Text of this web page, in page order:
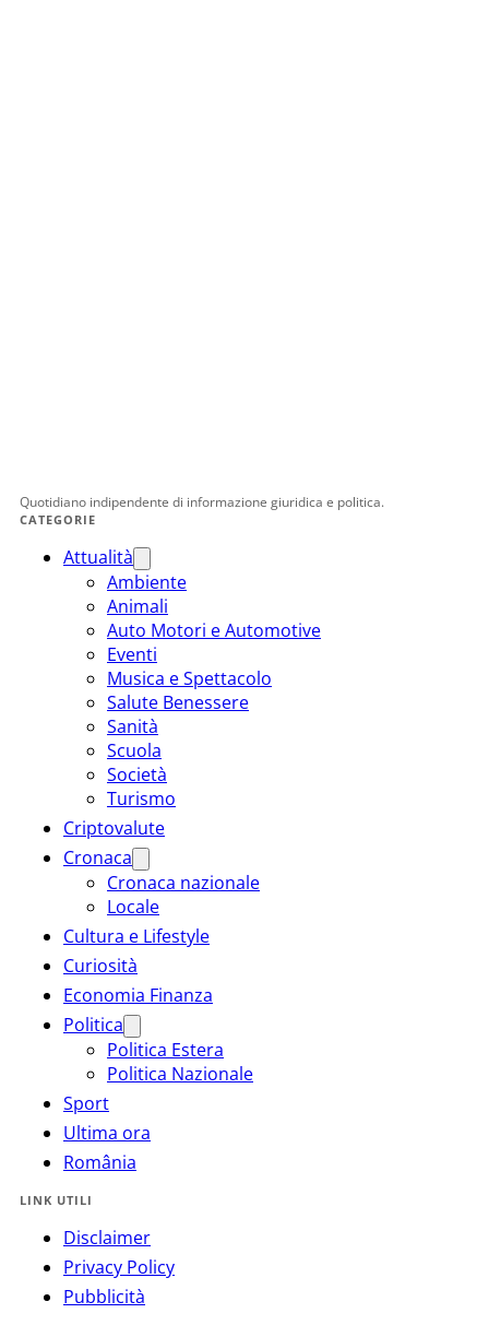
Quotidiano indipendente di informazione giuridica e politica.
CATEGORIE
Attualità
Ambiente
Animali
Auto Motori e Automotive
Eventi
Musica e Spettacolo
Salute Benessere
Sanità
Scuola
Società
Turismo
Criptovalute
Cronaca
Cronaca nazionale
Locale
Cultura e Lifestyle
Curiosità
Economia Finanza
Politica
Politica Estera
Politica Nazionale
Sport
Ultima ora
România
LINK UTILI
Disclaimer
Privacy Policy
Pubblicità